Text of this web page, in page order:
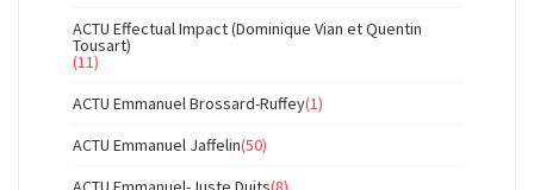
ACTU Effectual Impact (Dominique Vian et Quentin
Tousart)
(11)
ACTU Emmanuel Brossard-Ruffey(1)
ACTU Emmanuel Jaffelin(50)